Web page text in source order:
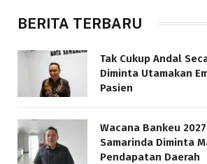
BERITA TERBARU
Tak Cukup Andal
Diminta Utamakan
Pasien
Wacana Bankeu
Samarinda Diminta
Pendapatan Daerah